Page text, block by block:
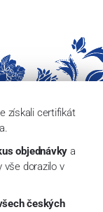
získali certifikát
objednávky a
vše dorazilo v
českých